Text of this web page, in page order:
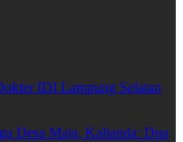
IDI Lampung Selatan
Desa Maja, Kalianda: Dua